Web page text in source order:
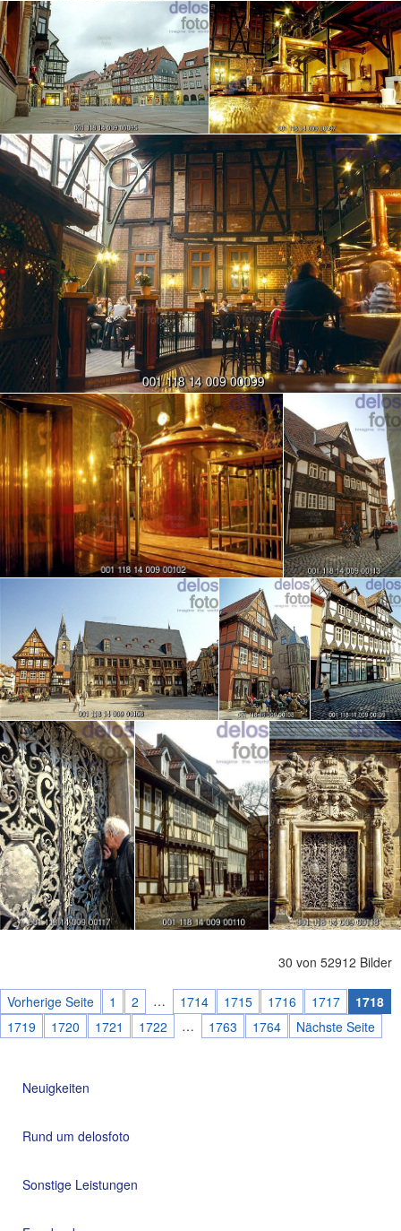
30 von 52912 Bilder
Vorherige Seite 1 2 … 1714 1715 1716 1717
1718
1719
1720 1721 1722 … 1763 1764 Nächste Seite
Neuigkeiten
Rund um delosfoto
Sonstige Leistungen